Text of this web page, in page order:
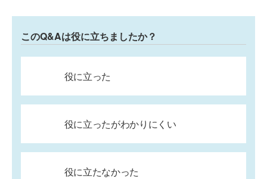
このQ&Aは役に立ちましたか？
役に立った
役に立ったがわかりにくい
役に立たなかった